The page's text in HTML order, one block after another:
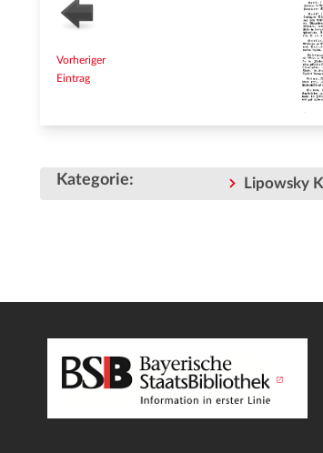
Vorheriger
Eintrag
Kategorie: Lipowsky